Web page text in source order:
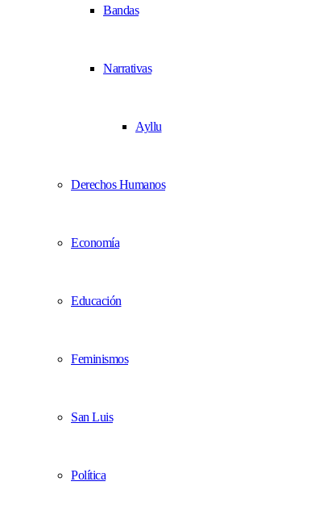
Bandas
Narrativas
Ayllu
Derechos Humanos
Economía
Educación
Feminismos
San Luis
Política